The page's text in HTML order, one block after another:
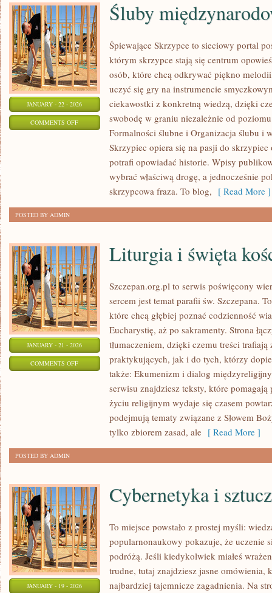
JANUARY - 22 - 2026
COMMENTS OFFON
MIĘDZYNARODOWE
NIETYPOWE
Śluby
Śpiewające Skrzypce to sieciowy portal
którym skrzypce stają się centrum
osób, które chcą odkrywać piękno
uczyć się gry na instrumencie
ciekawostki z konkretną wiedzą, dzięki
swobodę w graniu niezależnie od
Formalności ślubne i Organizacja ślubu i
Skrzypiec opiera się na pasji do
potrafi opowiadać historie. Wpisy
wybrać właściwą drogę, a jednocześnie
skrzypcowa fraza. To blog, [ Read More ]
POSTED BY ADMIN
JANUARY - 21 - 2026
COMMENTS OFFON
KOŚCIELNE
Liturgia i święta
Szczepan.org.pl to serwis poświęcony
sercem jest temat parafii św. Szczepana.
które chcą głębiej poznać codzienność
Eucharystię, aż po sakramenty. Strona
tłumaczeniem, dzięki czemu treści
praktykujących, jak i do tych, którzy
także: Ekumenizm i dialog
serwisu znajdziesz teksty, które pomagają
życiu religijnym wydaje się czasem
podejmują tematy związane z Słowem
tylko zbiorem zasad, ale [ Read More ]
POSTED BY ADMIN
JANUARY - 19 - 2026
Cybernetyka i
To miejsce powstało z prostej myśli:
popularnonaukowy pokazuje, że uczenie
podróżą. Jeśli kiedykolwiek miałeś
trudne, tutaj znajdziesz jasne omówienia,
najbardziej tajemnicze zagadnienia. Na